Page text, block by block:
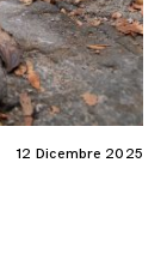
12 Dicembre 2025